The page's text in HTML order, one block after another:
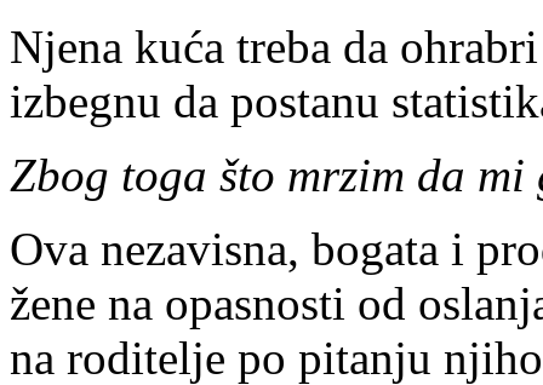
Njena kuća treba da
izbegnu da postanu
Zbog toga što mrzim da
Ova nezavisna, bogata i
žene na opasnosti od
na roditelje po pitanju